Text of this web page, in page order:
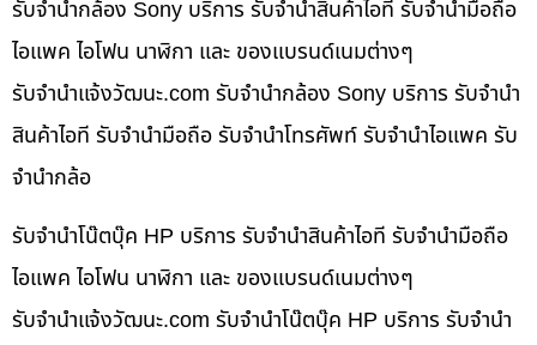
รับจำนำกล้อง Sony บริการ รับจำนำสินค้าไอที รับจำนำมือถือ
ไอแพค ไอโฟน นาฬิกา และ ของแบรนด์เนมต่างๆ
รับจํานําแจ้งวัฒนะ.com รับจำนำกล้อง Sony บริการ รับจำนำ
สินค้าไอที รับจำนำมือถือ รับจำนำโทรศัพท์ รับจำนำไอแพค รับ
จำนำกล้อ
รับจำนำโน๊ตบุ๊ค HP บริการ รับจำนำสินค้าไอที รับจำนำมือถือ
ไอแพค ไอโฟน นาฬิกา และ ของแบรนด์เนมต่างๆ
รับจํานําแจ้งวัฒนะ.com รับจำนำโน๊ตบุ๊ค HP บริการ รับจำนำ